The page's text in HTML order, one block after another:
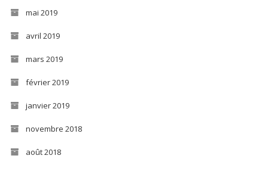
mai 2019
avril 2019
mars 2019
février 2019
janvier 2019
novembre 2018
août 2018